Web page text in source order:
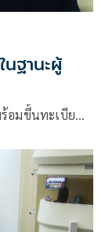
ฐานะผู้
ร้อมขึ้นทะเบีย…